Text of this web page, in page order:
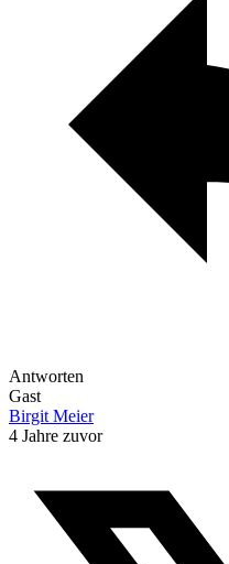
Antworten
Gast
Birgit Meier
4 Jahre zuvor